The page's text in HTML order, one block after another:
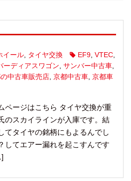
イール, タイヤ交換 EF9, VTEC,
ーディアスワゴン, サンバー中古車,
中古車販売店, 京都中古車, 京都車
ページはこちら タイヤ交換が重
のスカイラインが入庫です。結
てタイヤの銘柄にもよるんでし
してエアー漏れを起こすんです